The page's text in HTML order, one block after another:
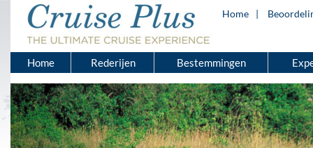
Home
Home Rederijen Bestemmingen